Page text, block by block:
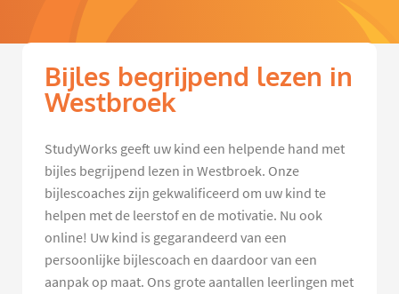
Bijles begrijpend lezen in
Westbroek
StudyWorks geeft uw kind een helpende hand met
bijles begrijpend lezen in Westbroek. Onze
bijlescoaches zijn gekwalificeerd om uw kind te
helpen met de leerstof en de motivatie. Nu ook
online! Uw kind is gegarandeerd van een
persoonlijke bijlescoach en daardoor van een
aanpak op maat. Ons grote aantallen leerlingen met